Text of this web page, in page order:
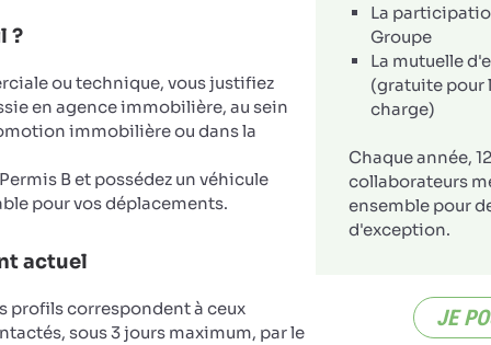
?
ou technique, vous justifiez
en agence immobilière, au sein
immobilière ou dans la
B et possédez un véhicule
pour vos déplacements.
actuel
profils correspondent à ceux
sous 3 jours maximum, par le
La
Groupe
La mutuelle
(gratuite pour
charge)
Chaque année,
collaborateurs
ensemble pour
d'exception.
JE